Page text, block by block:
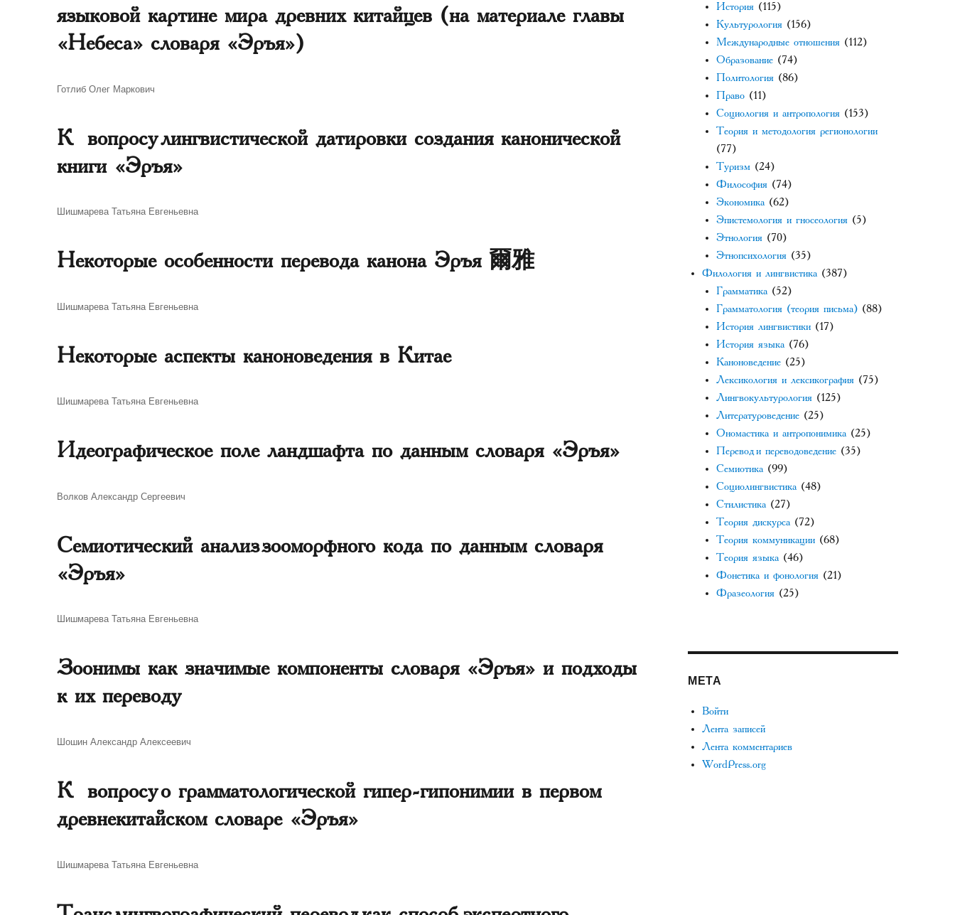
языковой картине мира древних китайцев (на материале главы
«Небеса» словаря «Эръя»)
Автор
Готлиб Олег Маркович
К вопросу лингвистической датировки создания канонической
книги «Эръя»
Автор
Шишмарева Татьяна Евгеньевна
Некоторые особенности перевода канона Эръя 爾雅
Автор
Шишмарева Татьяна Евгеньевна
Некоторые аспекты каноноведения в Китае
Автор
Шишмарева Татьяна Евгеньевна
Идеографическое поле ландшафта по данным словаря «Эръя»
Автор
Волков Александр Сергеевич
Семиотический анализ зооморфного кода по данным словаря
«Эръя»
Автор
Шишмарева Татьяна Евгеньевна
Зоонимы как значимые компоненты словаря «Эръя» и подходы
к их переводу
Автор
Шошин Александр Алексеевич
К вопросу о грамматологической гипер-гипонимии в первом
древнекитайском словаре «Эръя»
Автор
Шишмарева Татьяна Евгеньевна
История(115)
Культурология(156)
Международные отношения(112)
Образование(74)
Политология(86)
Право(11)
Социология и антропология(153)
Теория и методология регионологии
(77)
Туризм(24)
Философия(74)
Экономика(62)
Эпистемология и гносеология(5)
Этнология(70)
Этнопсихология(35)
Филология и лингвистика(387)
Грамматика(52)
Грамматология (теория письма)(88)
История лингвистики(17)
История языка(76)
Каноноведение(25)
Лексикология и лексикография(75)
Лингвокультурология(125)
Литературоведение(25)
Ономастика и антропонимика(25)
Перевод и переводоведение(35)
Семиотика(99)
Социолингвистика(48)
Стилистика(27)
Теория дискурса(72)
Теория коммуникации(68)
Теория языка(46)
Фонетика и фонология(21)
Фразеология(25)
МЕТА
Войти
Лента записей
Лента комментариев
WordPress.org